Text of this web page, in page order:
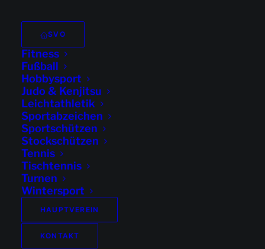
SVO
Fitness
Fußball
Hobbysport
Judo & Kenjitsu
Leichtathletik
Sportabzeichen
Sportschützen
Stockschützen
Tennis
Tischtennis
Turnen
Wintersport
HAUPTVEREIN
KONTAKT